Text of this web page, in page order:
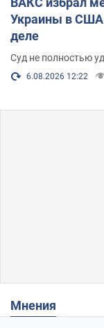
Украины в США
деле
Суд не полностью
6.08.2026 12:22
Мнения